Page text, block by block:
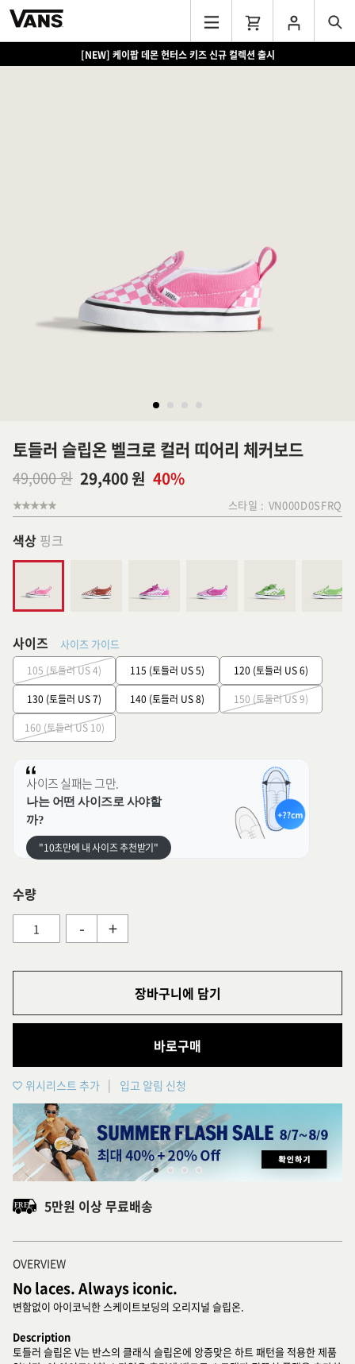
[NEW] 케이팝 데몬 헌터스 키즈 신규 컬렉션 출시
토들러 슬립온 벨크로 컬러 띠어리 체커보드
49,000 원 29,400 원 40%
스타일 : VN000D0SFRQ
색상 핑크
사이즈 사이즈 가이드
105 (토들러 US 4) 115 (토들러 US 5)
120 (토들러 US 6)
130 (토들러 US 7)
140 (토들러 US 8)
150 (토들러 US 9)
160 (토들러 US 10)
사이즈 실패는 그만.
나는 어떤 사이즈로 사야할
까?
"10초만에 내 사이즈 추천받기"
수량
- +
장바구니에 담기
바로구매
위시리스트 추가 입고 알림 신청
5만원 이상 무료배송
OVERVIEW
No laces. Always iconic.
변함없이 아이코닉한 스케이트보딩의 오리지널 슬립온.
Description
토들러 슬립온 V는 반스의 클래식 슬립온에 앙증맞은 하트 패턴을 적용한 제품